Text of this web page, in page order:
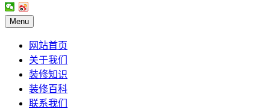
Menu
网站首页
关于我们
装修知识
装修百科
联系我们